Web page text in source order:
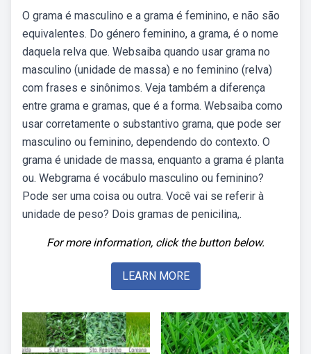
O grama é masculino e a grama é feminino, e não são
equivalentes. Do género feminino, a grama, é o nome
daquela relva que. Websaiba quando usar grama no
masculino (unidade de massa) e no feminino (relva)
com frases e sinônimos. Veja também a diferença
entre grama e gramas, que é a forma. Websaiba como
usar corretamente o substantivo grama, que pode ser
masculino ou feminino, dependendo do contexto. O
grama é unidade de massa, enquanto a grama é planta
ou. Webgrama é vocábulo masculino ou feminino?
Pode ser uma coisa ou outra. Você vai se referir à
unidade de peso? Dois gramas de penicilina,.
For more information, click the button below.
LEARN MORE